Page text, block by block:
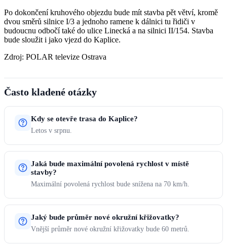
Po dokončení kruhového objezdu bude mít stavba pět větví, kromě
dvou směrů silnice I/3 a jednoho ramene k dálnici tu řidiči v
budoucnu odbočí také do ulice Linecká a na silnici II/154. Stavba
bude sloužit i jako vjezd do Kaplice.
Zdroj: POLAR televize Ostrava
Často kladené otázky
Kdy se otevře trasa do Kaplice?
Letos v srpnu.
Jaká bude maximální povolená rychlost v místě
stavby?
Maximální povolená rychlost bude snížena na 70 km/h.
Jaký bude průměr nové okružní křižovatky?
Vnější průměr nové okružní křižovatky bude 60 metrů.